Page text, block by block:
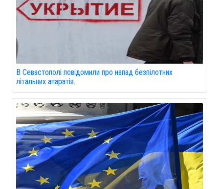
В Севастополі повідомили про напад безпілотних
літальних апаратів.